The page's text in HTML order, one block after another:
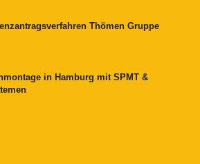
Thömen Gruppe
in Hamburg mit SPMT &